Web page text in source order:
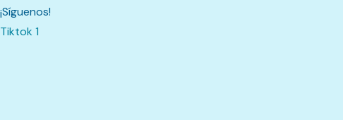
¡Síguenos!
Tiktok 1